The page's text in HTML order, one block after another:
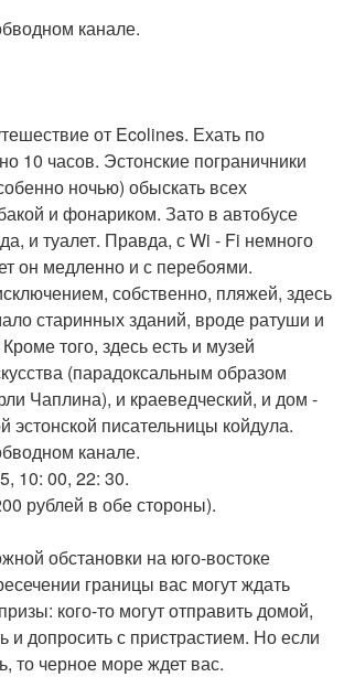
канале.
от Ecolines. Ехать по
10 часов. Эстонские пограничники
ночью) обыскать всех
и фонариком. Зато в автобусе
и туалет. Правда, с Wi - Fi немного
он медленно и с перебоями.
собственно, пляжей, здесь
старинных зданий, вроде ратуши и
того, здесь есть и музей
(парадоксальным образом
Чаплина), и краеведческий, и дом -
эстонской писательницы койдула.
канале.
10: 00, 22: 30.
рублей в обе стороны).
обстановки на юго-востоке
границы вас могут ждать
кого-то могут отправить домой,
и допросить с пристрастием. Но если
то черное море ждет вас.